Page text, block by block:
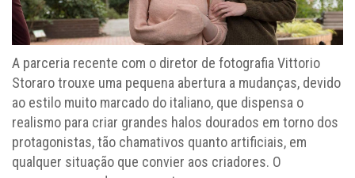
A parceria recente com o diretor de fotografia Vittorio
Storaro trouxe uma pequena abertura a mudanças, devido
ao estilo muito marcado do italiano, que dispensa o
realismo para criar grandes halos dourados em torno dos
protagonistas, tão chamativos quanto artificiais, em
qualquer situação que convier aos criadores. O